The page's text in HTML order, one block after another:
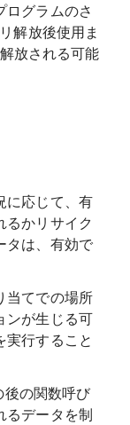
ログラムのさ
解放後使用ま
放される可能
に応じて、有
るかリサイク
タは、有効で
当てでの場所
ンが生じる可
実行すること
後の関数呼び
るデータを制